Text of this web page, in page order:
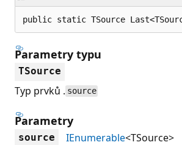
public static TSource
Parametry typu
TSource
Typ prvků . source
Parametry
source IEnumerable<TSource>